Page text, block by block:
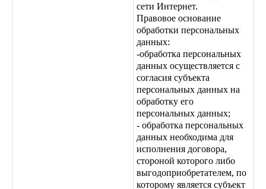
сети Интернет.
Правовое основание
обработки персональных
данных:
-обработка персональных
данных осуществляется с
согласия субъекта
персональных данных на
обработку его
персональных данных;
- обработка персональных
данных необходима для
исполнения договора,
стороной которого либо
выгодоприобретателем, по
которому является субъект